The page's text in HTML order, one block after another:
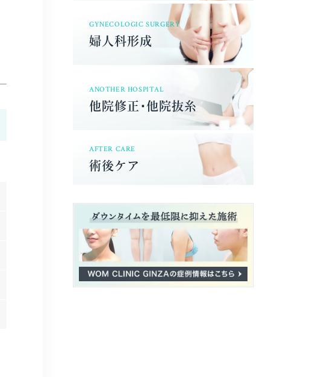
GYNECOLOGIC SURGERY
婦人科形成
ANOTHER HOSPITAL
他院修正･他院抜糸
AFTER CARE
術後ケア